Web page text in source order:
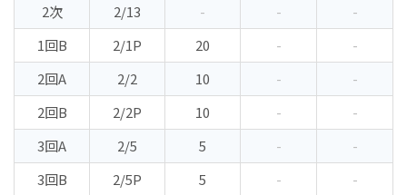
2次
2/13 - -
-
1回B
2/1P 20 -
-
2回A
2/2 10 -
-
2回B
2/2P 10 -
-
3回A
2/5 5 -
-
3回B
2/5P 5 -
-